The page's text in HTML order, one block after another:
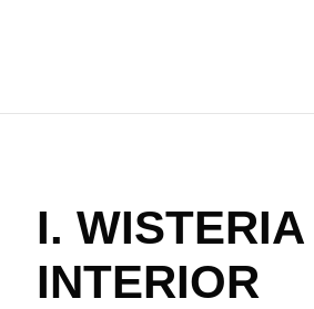
I. WISTERIA
INTERIOR